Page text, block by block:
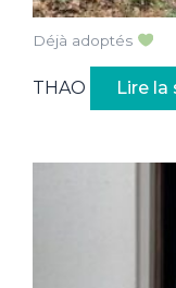
Déjà adoptés
THAO Lire la